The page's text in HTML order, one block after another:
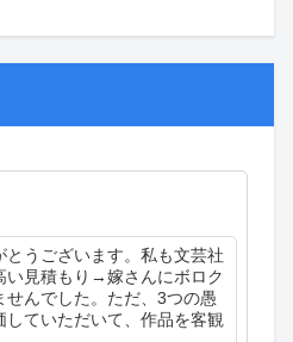
うございます。私も文芸社
い見積もり→嫁さんにボロク
せんでした。ただ、3つの愚
ていただいて、作品を客観